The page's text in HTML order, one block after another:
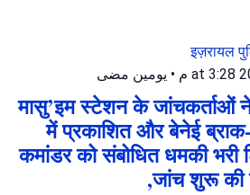
इज़रायल
• يومين مضى
मासु’इम स्टेशन के जांचकर्ताओं
में प्रकाशित और बेनेई
कमांडर को संबोधित धमकी भरी
जांच शुरू की